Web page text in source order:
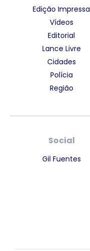
Edição Impressa
Vídeos
Editorial
Lance Livre
Cidades
Polícia
Região
Social
Gil Fuentes